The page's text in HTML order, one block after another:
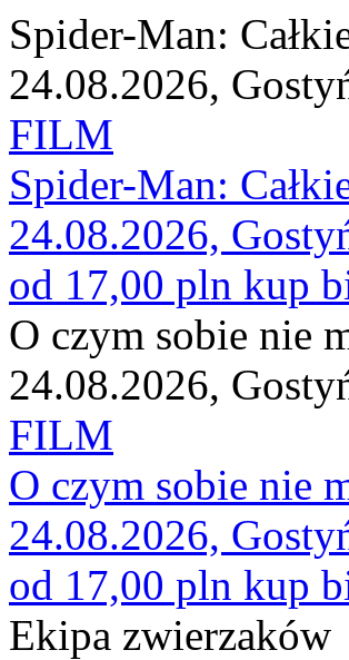
Spider-Man:
24.08.2026,
FILM
Spider-Man:
24.08.2026,
od 17,00 pln kup
O czym sobie nie
24.08.2026,
FILM
O czym sobie nie
24.08.2026,
od 17,00 pln kup
Ekipa zwierzaków